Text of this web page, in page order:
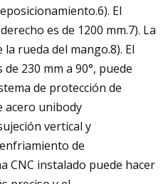
El
es de 1200 mm.7). La
rueda del mango.8). El
230 mm a 90°, puede
de protección de
acero unibody
vertical y
de
CNC instalado puede hacer